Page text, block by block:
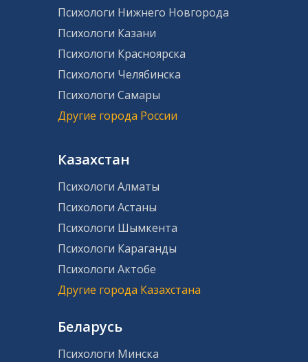
Психологи Нижнего Новгорода
Психологи Казани
Психологи Красноярска
Психологи Челябинска
Психологи Самары
Другие города России
Казахстан
Психологи Алматы
Психологи Астаны
Психологи Шымкента
Психологи Караганды
Психологи Актобе
Другие города Казахстана
Беларусь
Психологи Минска